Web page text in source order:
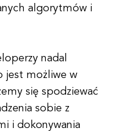
algorytmów i
nadal
jest możliwe w
się spodziewać
sobie z
i dokonywania